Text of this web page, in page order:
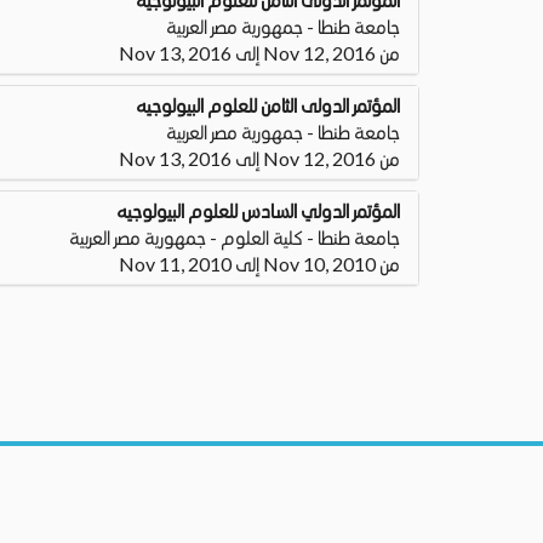
جامعة طنطا - جمهورية مصر العربية
من Nov 12, 2016 إلى Nov 13, 2016
المؤتمر الدولى الثامن للعلوم البيولوجيه
جامعة طنطا - جمهورية مصر العربية
من Nov 12, 2016 إلى Nov 13, 2016
المؤتمر الدولي السادس للعلوم البيولوجيه
جامعة طنطا - كلية العلوم - جمهورية مصر العربية
من Nov 10, 2010 إلى Nov 11, 2010